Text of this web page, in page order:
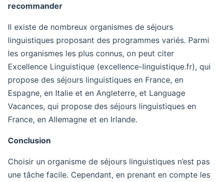
recommander
Il existe de nombreux organismes de séjours
linguistiques proposant des programmes variés. Parmi
les organismes les plus connus, on peut citer
Excellence Linguistique (excellence-linguistique.fr), qui
propose des séjours linguistiques en France, en
Espagne, en Italie et en Angleterre, et Language
Vacances, qui propose des séjours linguistiques en
France, en Allemagne et en Irlande.
Conclusion
Choisir un organisme de séjours linguistiques n’est pas
une tâche facile. Cependant, en prenant en compte les